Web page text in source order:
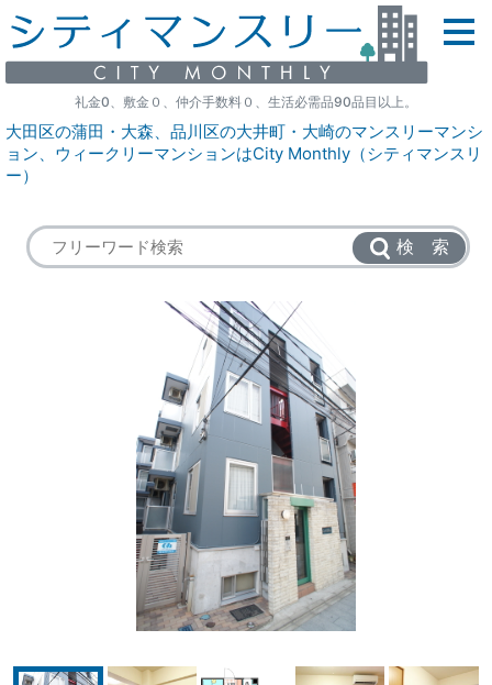
礼金0、敷金０、仲介手数料０、生活必需品90品目以上。
大田区の蒲田・大森、品川区の大井町・大崎のマンスリーマンシ
ョン、ウィークリーマンションはCity Monthly（シティマンスリ
ー）
検 索